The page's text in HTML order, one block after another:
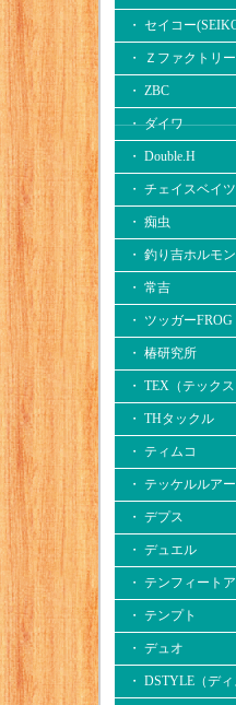
・ セイコー
・ Ｚファクトリー
・ ZBC
・ ダイワ
・ Double.H
・ チェイスベイツ
・ 痴虫
・ 釣り吉ホルモン
・ 常吉
・ ツッガーFROG
・ 椿研究所
・ TEX（テックス
・ THタックル
・ ティムコ
・ テッケルルアー
・ デプス
・ デュエル
・ テンフィート
・ テンプト
・ デュオ
・ DSTYLE（ディ